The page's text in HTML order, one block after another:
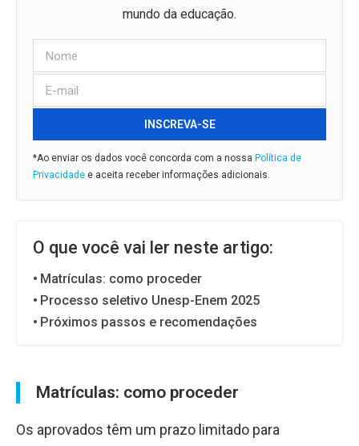
mundo da educação.
INSCREVA-SE
*Ao enviar os dados você concorda com a nossa Política de
Privacidade e aceita receber informações adicionais.
O que você vai ler neste artigo:
Matrículas: como proceder
Processo seletivo Unesp-Enem 2025
Próximos passos e recomendações
Matrículas: como proceder
Os aprovados têm um prazo limitado para